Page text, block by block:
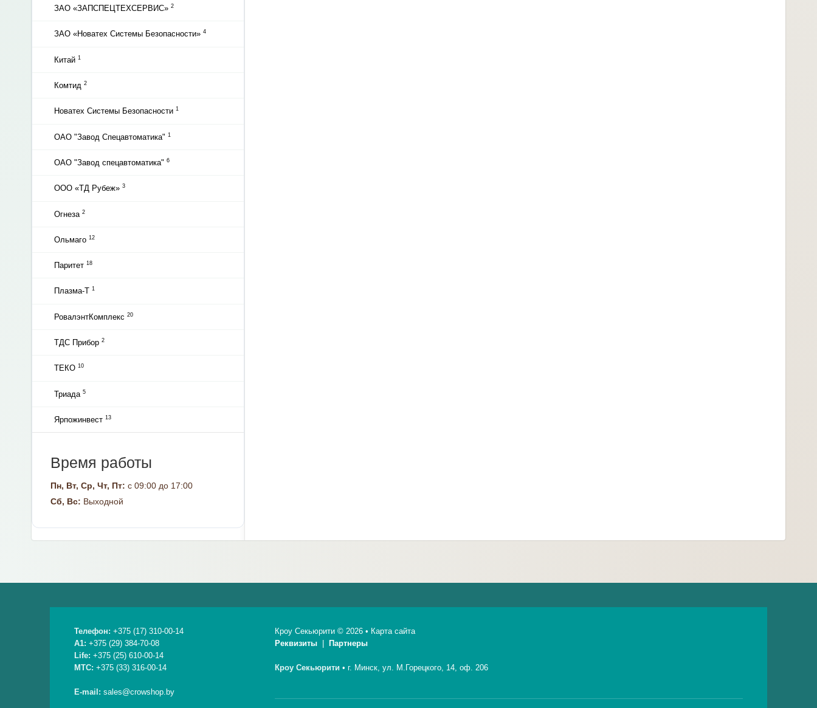
ЗАО «ЗАПСПЕЦТЕХСЕРВИС» 2
ЗАО «Новатех Системы Безопасности» 4
Китай 1
Комтид 2
Новатех Системы Безопасности 1
ОАО "Завод Спецавтоматика" 1
ОАО "Завод спецавтоматика" 6
ООО «ТД Рубеж» 3
Огнеза 2
Ольмаго 12
Паритет 18
Плазма-Т 1
РовалэнтКомплекс 20
ТДС Прибор 2
ТЕКО 10
Триада 5
Ярпожинвест 13
Время работы
Пн, Вт, Ср, Чт, Пт: с 09:00 до 17:00
Сб, Вс: Выходной
Телефон: +375 (17) 310-00-14
A1: +375 (29) 384-70-08
Life: +375 (25) 610-00-14
МТС: +375 (33) 316-00-14
E-mail: sales@crowshop.by
Кроу Секьюрити © 2026 • Карта сайта
Реквизиты
Партнеры
Кроу Секьюрити • г. Минск, ул. М.Горецкого, 14, оф. 206